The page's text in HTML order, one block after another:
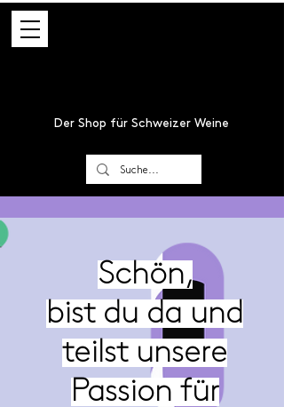
Der Shop für Schweizer Weine
Schön,
bist du da und
teilst unsere
Passion für